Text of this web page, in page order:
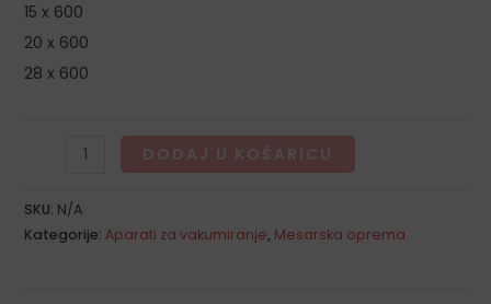
15 x 600
20 x 600
28 x 600
DODAJ U KOŠARICU
SKU: N/A
Kategorije: Aparati za vakumiranje, Mesarska oprema